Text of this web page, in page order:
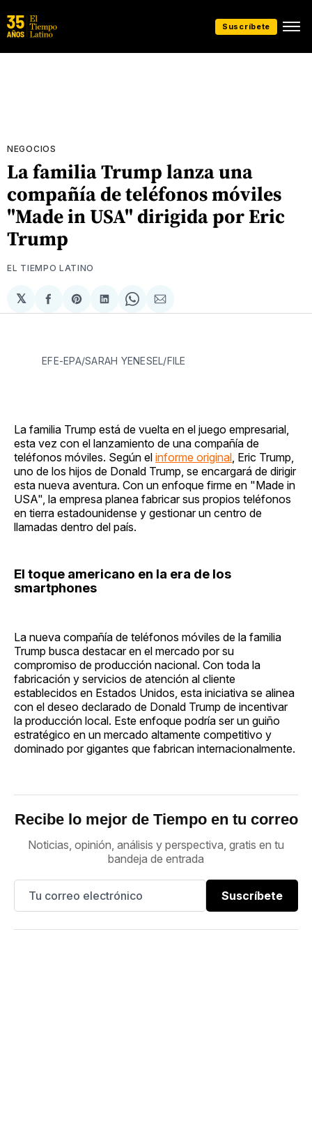
Suscríbete
NEGOCIOS
La familia Trump lanza una
compañía de teléfonos móviles
"Made in USA" dirigida por Eric
Trump
EL TIEMPO LATINO
𝕏
Compartir
en
Share
on
Compartir
en
Share
on
Compartir
via
EFE-EPA/SARAH YENESEL/FILE
La familia Trump está de vuelta en el juego empresarial,
esta vez con el lanzamiento de una compañía de
teléfonos móviles. Según el informe original , Eric Trump,
uno de los hijos de Donald Trump, se encargará de dirigir
esta nueva aventura. Con un enfoque firme en "Made in
USA", la empresa planea fabricar sus propios teléfonos
en tierra estadounidense y gestionar un centro de
llamadas dentro del país.
El toque americano en la era de los
smartphones
La nueva compañía de teléfonos móviles de la familia
Trump busca destacar en el mercado por su
compromiso de producción nacional. Con toda la
fabricación y servicios de atención al cliente
establecidos en Estados Unidos, esta iniciativa se alinea
con el deseo declarado de Donald Trump de incentivar
la producción local. Este enfoque podría ser un guiño
estratégico en un mercado altamente competitivo y
dominado por gigantes que fabrican internacionalmente.
Recibe lo mejor de Tiempo en tu correo
Noticias, opinión, análisis y perspectiva, gratis en tu
bandeja de entrada
Suscríbete